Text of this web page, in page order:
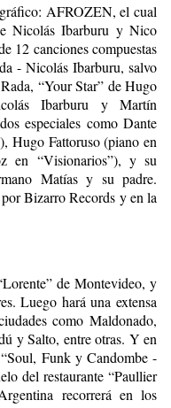
AFROZEN, el cual
Nicolás Ibarburu y Nico
12 canciones compuestas
- Nicolás Ibarburu, salvo
“Your Star” de Hugo
Ibarburu y Martín
especiales como Dante
Hugo Fattoruso (piano en
en “Visionarios”), y su
Matías y su padre.
Bizarro Records y en la
de Montevideo, y
Luego hará una extensa
como Maldonado,
y Salto, entre otras. Y en
Funk y Candombe -
del restaurante “Paullier
recorrerá en los